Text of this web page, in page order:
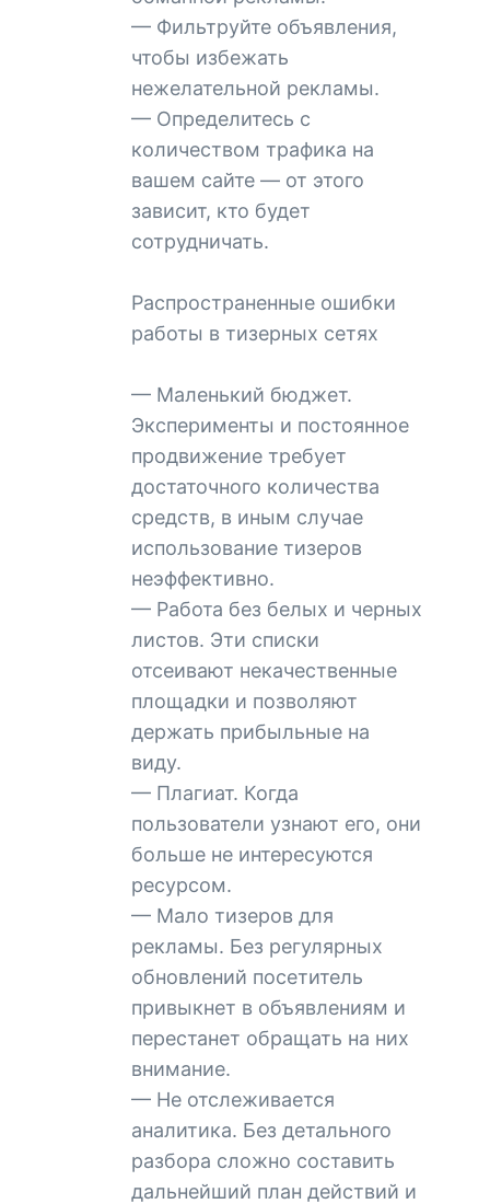
— Фильтруйте объявления,
чтобы избежать
нежелательной рекламы.
— Определитесь с
количеством трафика на
вашем сайте — от этого
зависит, кто будет
сотрудничать.
Распространенные ошибки
работы в тизерных сетях
— Маленький бюджет.
Эксперименты и постоянное
продвижение требует
достаточного количества
средств, в иным случае
использование тизеров
неэффективно.
— Работа без белых и черных
листов. Эти списки
отсеивают некачественные
площадки и позволяют
держать прибыльные на
виду.
— Плагиат. Когда
пользователи узнают его, они
больше не интересуются
ресурсом.
— Мало тизеров для
рекламы. Без регулярных
обновлений посетитель
привыкнет в объявлениям и
перестанет обращать на них
внимание.
— Не отслеживается
аналитика. Без детального
разбора сложно составить
дальнейший план действий и